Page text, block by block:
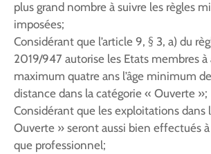
plus grand nombre à suivre les règles
imposées;
Considérant que l’article 9, § 3, a) du
2019/947 autorise les Etats membres à
maximum quatre ans l’âge minimum
distance dans la catégorie « Ouverte »;
Considérant que les exploitations dans
Ouverte » seront aussi bien effectués
que professionnel;